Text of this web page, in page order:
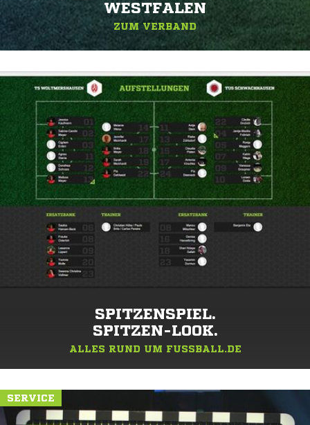
ESTFALEN
ZUM VERBAND
SPITZENSPIEL.
SPITZEN-LOOK.
ALLES RUND UM FUSSBALL.DE
SERVICE